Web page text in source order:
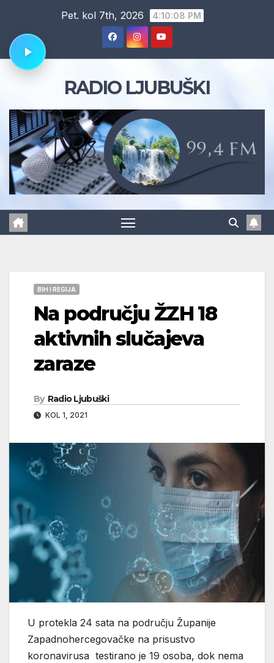
content
Pet. kol 7th, 2026 4:10:09 PM
RADIO LJUBUŠKI
BIH I REGIJA
Na području ŽZH 18
aktivnih slučajeva
zaraze
By Radio Ljubuški
KOL 1, 2021
U protekla 24 sata na području Županije
Zapadnohercegovačke na prisustvo
koronavirusa testirano je 19 osoba, dok nema